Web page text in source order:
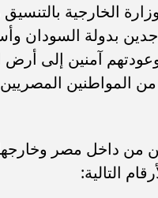
الخارجية بالتنسيق
بدولة السودان
آمنين إلى
من المواطنين
من داخل مصر
التالية: